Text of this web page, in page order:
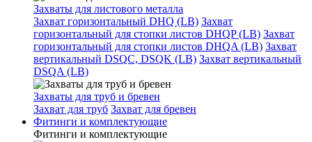
Захваты для листового металла
Захват горизонтальный DHQ (LB) Захват
горизонтальный для стопки листов DHQP (LB) Захват
горизонтальный для стопки листов DHQA (LB) Захват
вертикальный DSQC, DSQK (LB) Захват вертикальный
DSQA (LB)
Захваты для труб и бревен
Захват для труб Захват для бревен
Фитинги и комплектующие
Фитинги и комплектующие